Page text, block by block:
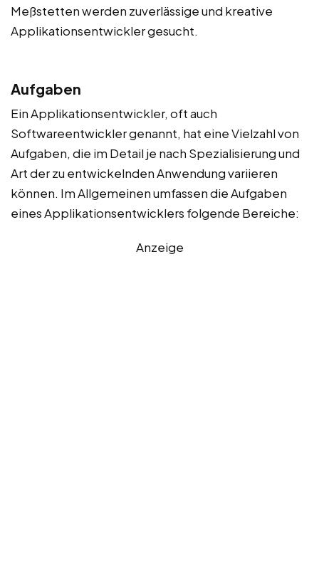
Meßstetten werden zuverlässige und kreative
Applikationsentwickler gesucht.
Aufgaben
Ein Applikationsentwickler, oft auch
Softwareentwickler genannt, hat eine Vielzahl von
Aufgaben, die im Detail je nach Spezialisierung und
Art der zu entwickelnden Anwendung variieren
können. Im Allgemeinen umfassen die Aufgaben
eines Applikationsentwicklers folgende Bereiche:
Anzeige